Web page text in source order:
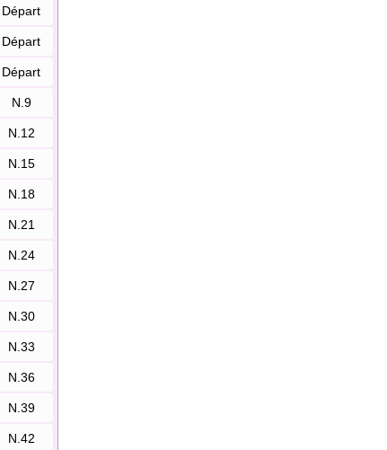
Départ
Départ
Départ
N.9
N.12
N.15
N.18
N.21
N.24
N.27
N.30
N.33
N.36
N.39
N.42